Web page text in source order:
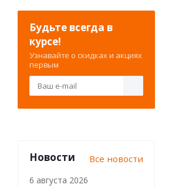
Будьте всегда в
курсе!
Узнавайте о скидках и акциях
первым
Новости Все новости
6 августа 2026